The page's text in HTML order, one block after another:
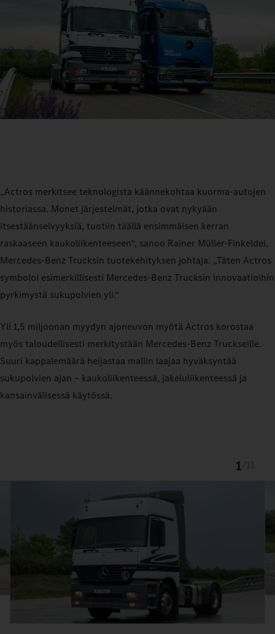
„Actros merkitsee teknologista käännekohtaa kuorma-autojen
historiassa. Monet järjestelmät, jotka ovat nykyään
itsestäänselvyyksiä, tuotiin täällä ensimmäisen kerran
raskaaseen kaukoliikenteeseen“, sanoo Rainer Müller-Finkeldei,
Mercedes‑Benz Trucksin tuotekehityksen johtaja. „Täten Actros
symboloi esimerkillisesti Mercedes‑Benz Trucksin innovaatioihin
pyrkimystä sukupolvien yli.“
Yli 1,5 miljoonan myydyn ajoneuvon myötä Actros korostaa
myös taloudellisesti merkitystään Mercedes‑Benz Truckseille.
Suuri kappalemäärä heijastaa mallin laajaa hyväksyntää
sukupolvien ajan – kaukoliikenteessä, jakeluliikenteessä ja
kansainvälisessä käytössä.
1